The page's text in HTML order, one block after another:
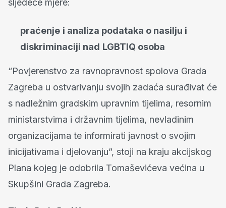
sljedeće mjere:
praćenje i analiza podataka o nasilju i
diskriminaciji nad LGBTIQ osoba
“Povjerenstvo za ravnopravnost spolova Grada
Zagreba u ostvarivanju svojih zadaća surađivat će
s nadležnim gradskim upravnim tijelima, resornim
ministarstvima i državnim tijelima, nevladinim
organizacijama te informirati javnost o svojim
inicijativama i djelovanju”, stoji na kraju akcijskog
Plana kojeg je odobrila Tomaševićeva većina u
Skupšini Grada Zagreba.